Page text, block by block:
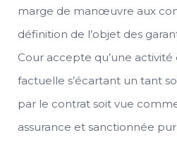
marge de manœuvre aux
définition de l’objet des
Cour accepte qu’une
factuelle s’écartant un tant
par le contrat soit vue
assurance et sanctionnée